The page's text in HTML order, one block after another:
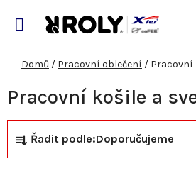
Domů / Pracovní oblečení / Pracovní
Pracovní košile a
Ř
Řadit podle:Doporučujeme
V